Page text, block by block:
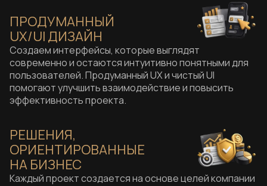
ПРОДУМАННЫЙ
UX/UI ДИЗАЙН
Создаем интерфейсы, которые выглядят
современно и остаются интуитивно понятными для
пользователей. Продуманный UX и чистый UI
помогают улучшить взаимодействие и повысить
эффективность проекта.
РЕШЕНИЯ,
ОРИЕНТИРОВАННЫЕ
НА БИЗНЕС
Каждый проект создается на основе целей компании